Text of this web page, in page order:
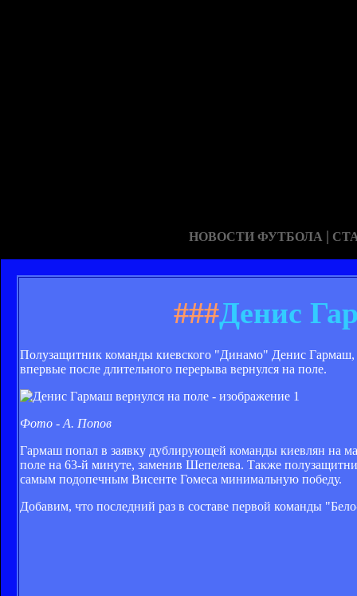
НОВОСТИ ФУТБОЛА |
###Денис
Полузащитник команды киевского "Динамо" Денис Гармаш,
впервые после длительного перерыва вернулся на поле.
Фото - А. Попов
Гармаш попал в заявку дублирующей команды киевлян на
поле на 63-й минуте, заменив Шепелева. Также
самым подопечным Висенте Гомеса минимальную победу.
Добавим, что последний раз в составе первой команды